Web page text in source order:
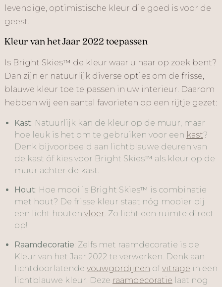
levendige, optimistische kleur die goed is voor de
geest.
Kleur van het Jaar 2022 toepassen
Is Bright Skies™ de kleur waar u naar op zoek bent?
Dan zijn er natuurlijk diverse opties om de frisse,
blauwe kleur toe te passen in uw interieur. Daarom
hebben wij een aantal favorieten op een rijtje gezet:
Kast: Natuurlijk kan de kleur op de muur, maar
hoe leuk is het om te gebruiken voor een kast?
Denk bijvoorbeeld aan lichtblauwe deuren van
de kast óf kies voor Bright Skies™ als kleur op de
muur achter de kast.
Hout: Hoe mooi is Bright Skies™ is combinatie
met hout? De frisse kleur staat nóg mooier bij
een licht houten vloer. Zo licht een ruimte direct
op!
Raamdecoratie: Zelfs met raamdecoratie is de
Kleur van het Jaar 2022 te verwerken. Denk aan
lichtdoorlatende vouwgordijnen ofvitrage in een
lichtblauwe kleur. Deze raamdecoratie laat nog